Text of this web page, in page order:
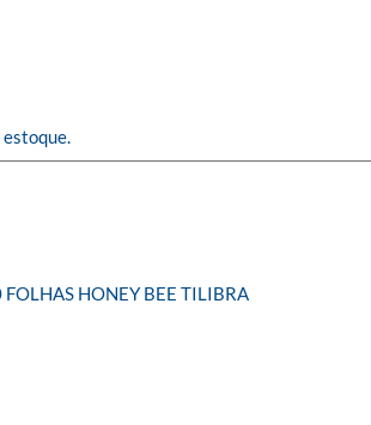
HONEY BEE TILIBRA